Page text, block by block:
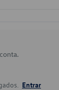
Entrar